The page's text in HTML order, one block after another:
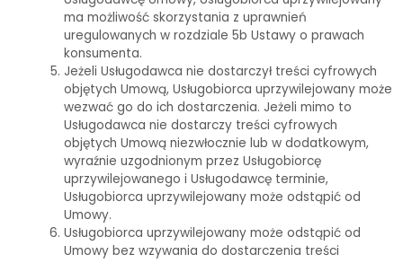
ma możliwość skorzystania z uprawnień
uregulowanych w rozdziale 5b Ustawy o prawach
konsumenta.
Jeżeli Usługodawca nie dostarczył treści cyfrowych
objętych Umową, Usługobiorca uprzywilejowany może
wezwać go do ich dostarczenia. Jeżeli mimo to
Usługodawca nie dostarczy treści cyfrowych
objętych Umową niezwłocznie lub w dodatkowym,
wyraźnie uzgodnionym przez Usługobiorcę
uprzywilejowanego i Usługodawcę terminie,
Usługobiorca uprzywilejowany może odstąpić od
Umowy.
Usługobiorca uprzywilejowany może odstąpić od
Umowy bez wzywania do dostarczenia treści